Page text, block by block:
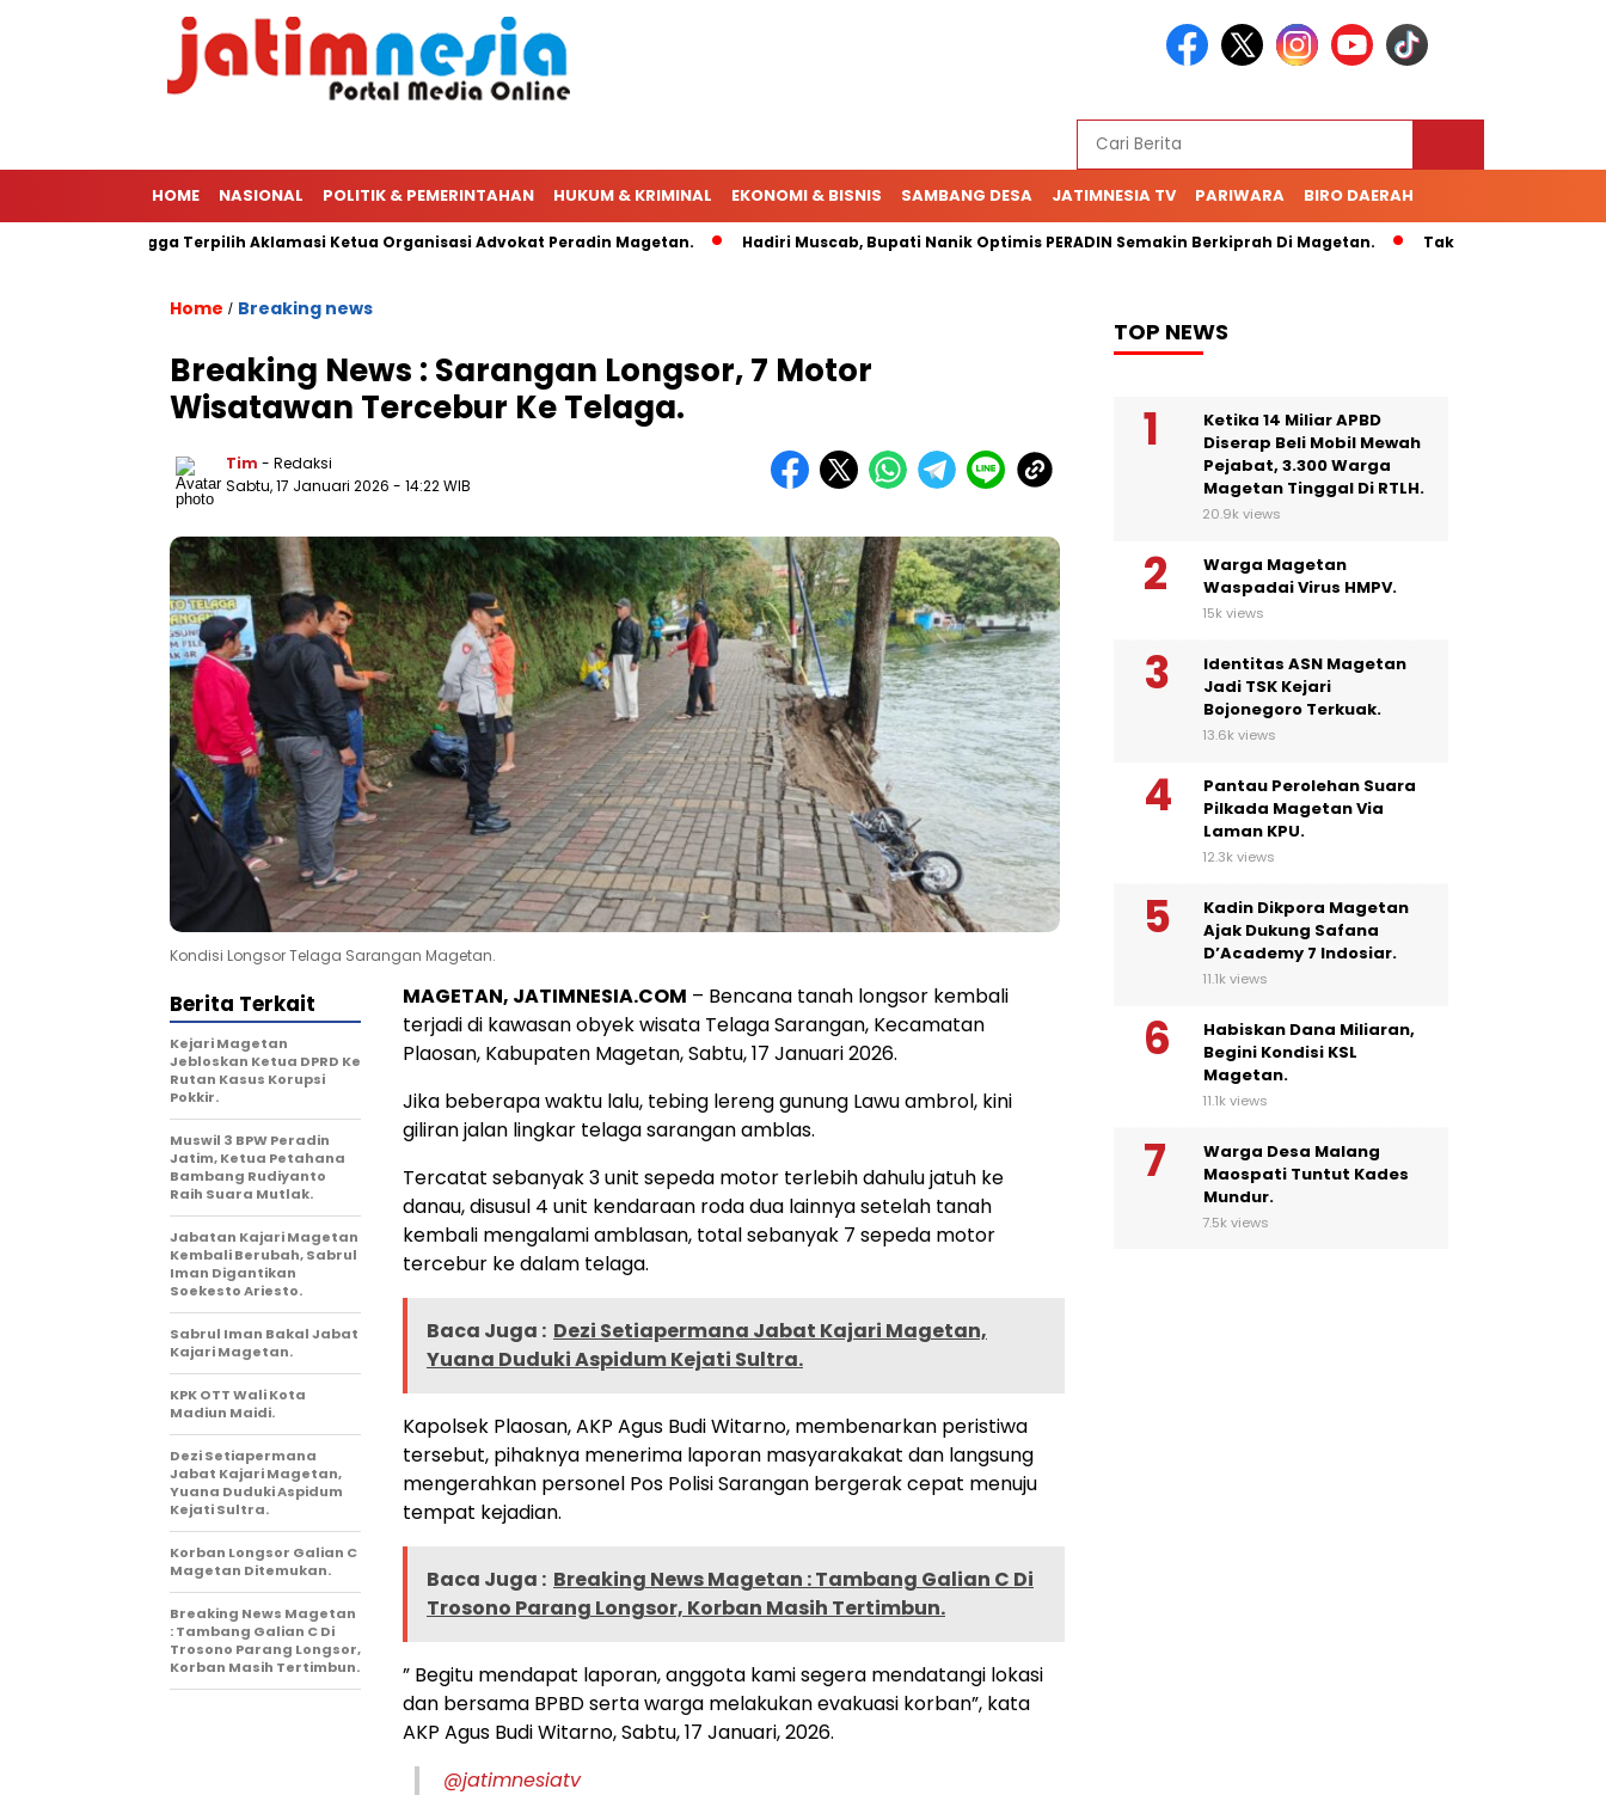
HOME NASIONAL POLITIK & PEMERINTAHAN HUKUM & KRIMINAL EKONOMI & BISNIS SAMBANG DESA JATIMNESIA TV PARIWARA BIRO DAERAH
PWI Hingga Terpilih Aklamasi Ketua Organisasi Advokat Peradin Magetan. Hadiri Muscab, Bupati Nanik Optimis PERADIN Semakin Berkiprah Di Magetan. Tak Kunjung Bayar
Home / Breaking news
Breaking News : Sarangan Longsor, 7 Motor
Wisatawan Tercebur Ke Telaga.
Tim - Redaksi
Sabtu, 17 Januari 2026 - 14:22 WIB
Kondisi Longsor Telaga Sarangan Magetan.
MAGETAN, JATIMNESIA.COM – Bencana tanah longsor kembali
terjadi di kawasan obyek wisata Telaga Sarangan, Kecamatan
Plaosan, Kabupaten Magetan, Sabtu, 17 Januari 2026.
Jika beberapa waktu lalu, tebing lereng gunung Lawu ambrol, kini
giliran jalan lingkar telaga sarangan amblas.
Tercatat sebanyak 3 unit sepeda motor terlebih dahulu jatuh ke
danau, disusul 4 unit kendaraan roda dua lainnya setelah tanah
kembali mengalami amblasan, total sebanyak 7 sepeda motor
tercebur ke dalam telaga.
Baca Juga : Dezi Setiapermana Jabat Kajari Magetan,
Yuana Duduki Aspidum Kejati Sultra.
Kapolsek Plaosan, AKP Agus Budi Witarno, membenarkan peristiwa
tersebut, pihaknya menerima laporan masyarakakat dan langsung
mengerahkan personel Pos Polisi Sarangan bergerak cepat menuju
tempat kejadian.
Baca Juga : Breaking News Magetan : Tambang Galian C Di
Trosono Parang Longsor, Korban Masih Tertimbun.
” Begitu mendapat laporan, anggota kami segera mendatangi lokasi
dan bersama BPBD serta warga melakukan evakuasi korban”, kata
AKP Agus Budi Witarno, Sabtu, 17 Januari, 2026.
@jatimnesiatv
Berita Terkait
Kejari Magetan
Jebloskan Ketua DPRD Ke
Rutan Kasus Korupsi
Pokkir.
Muswil 3 BPW Peradin
Jatim, Ketua Petahana
Bambang Rudiyanto
Raih Suara Mutlak.
Jabatan Kajari Magetan
Kembali Berubah, Sabrul
Iman Digantikan
Soekesto Ariesto.
Sabrul Iman Bakal Jabat
Kajari Magetan.
KPK OTT Wali Kota
Madiun Maidi.
Dezi Setiapermana
Jabat Kajari Magetan,
Yuana Duduki Aspidum
Kejati Sultra.
Korban Longsor Galian C
Magetan Ditemukan.
Breaking News Magetan
: Tambang Galian C Di
Trosono Parang Longsor,
Korban Masih Tertimbun.
TOP NEWS
Ketika 14 Miliar APBD
Diserap Beli Mobil Mewah
Pejabat, 3.300 Warga
Magetan Tinggal Di RTLH.
20.9k views
Warga Magetan
Waspadai Virus HMPV.
15k views
Identitas ASN Magetan
Jadi TSK Kejari
Bojonegoro Terkuak.
13.6k views
Pantau Perolehan Suara
Pilkada Magetan Via
Laman KPU.
12.3k views
Kadin Dikpora Magetan
Ajak Dukung Safana
D’Academy 7 Indosiar.
11.1k views
Habiskan Dana Miliaran,
Begini Kondisi KSL
Magetan.
11.1k views
Warga Desa Malang
Maospati Tuntut Kades
Mundur.
7.5k views